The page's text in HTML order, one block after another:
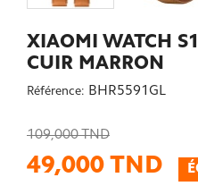
XIAOMI WATCH
CUIR MARRON
Référence: BHR5591GL
109,000 TND
49,000 TND